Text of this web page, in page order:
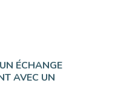
ÉCHANGE
AVEC UN